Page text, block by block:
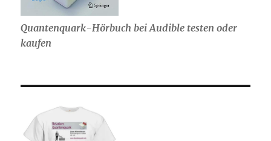
Quantenquark-Hörbuch bei Audible testen oder
kaufen